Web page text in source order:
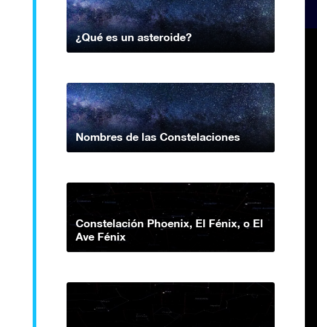
¿Qué es un asteroide?
Nombres de las Constelaciones
Constelación Phoenix, El Fénix, o El
Ave Fénix